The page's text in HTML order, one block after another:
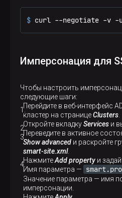
$ curl --negotiate -v -
Имперсонация для
Чтобы настроить
следующие шаги:
Перейдите в веб-интерфейс
кластер на страницеClusters
Откройте вкладкуServices и
Переведите в активное
Show advanced и раскройте
smart-site.xml.
НажмитеAdd property и
Имя параметра —
Значение параметра — имя
имперсонации.